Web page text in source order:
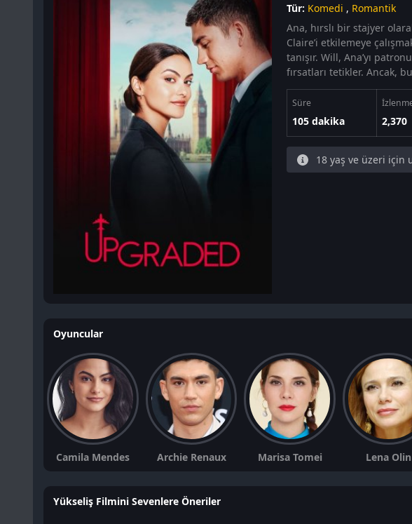
Tür: Komedi , Romantik
Ana, hırslı bir stajyer
Claire’i etkilemeye
tanışır. Will, Ana’yı
fırsatları tetikler. Ancak,
Süre
105 dakika 2,370
18 yaş ve üzeri için
Oyuncular
Camila Mendes Archie Renaux Marisa Tomei Lena Olin
Yükseliş Filmini Sevenlere Öneriler